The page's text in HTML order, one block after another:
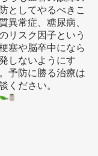
としてやるべきこ
異常症、糖尿病、
リスク因子という
塞や脳卒中になら
しないようにす
予防に勝る治療は
ください。